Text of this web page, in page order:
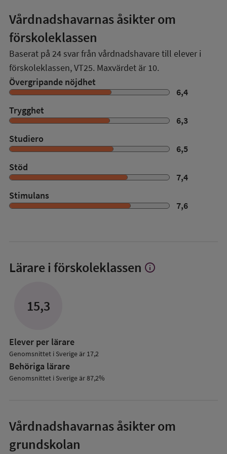
Vårdnadshavarnas åsikter om
förskoleklassen
Baserat på 24 svar från vårdnadshavare till elever i
förskoleklassen,VT25. Maxvärdet är 10.
Övergripande nöjdhet
6,4
Trygghet
6,3
Studiero
6,5
Stöd
7,4
Stimulans
7,6
Lärare i förskoleklassen Visa
info
15,3
Elever per lärare
Genomsnittet i Sverige är 17,2
Behöriga lärare
Genomsnittet i Sverige är 87,2%
Vårdnadshavarnas åsikter om
grundskolan